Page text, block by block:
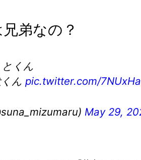
弟なの？
くん
ん pic.twitter.com/
May 29,